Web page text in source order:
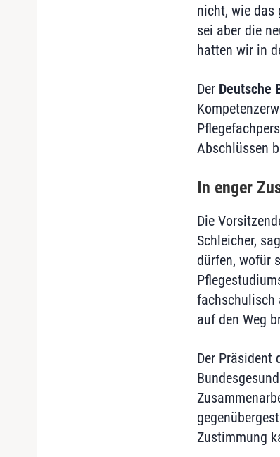
nicht, wie das
sei aber die
hatten wir in
Der Deutsche
Abschlüssen
In enger
Die
Schleicher,
dürfen, wofür
fachschulisch
auf den Weg
Der Präsident
Zustimmung